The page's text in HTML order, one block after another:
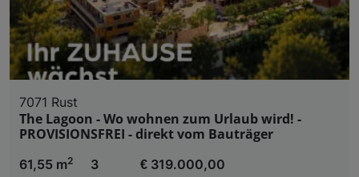
7071 Rust
The Lagoon - Wo wohnen zum Urlaub wird! -
PROVISIONSFREI - direkt vom Bauträger
61,55 m2
3 € 319.000,00